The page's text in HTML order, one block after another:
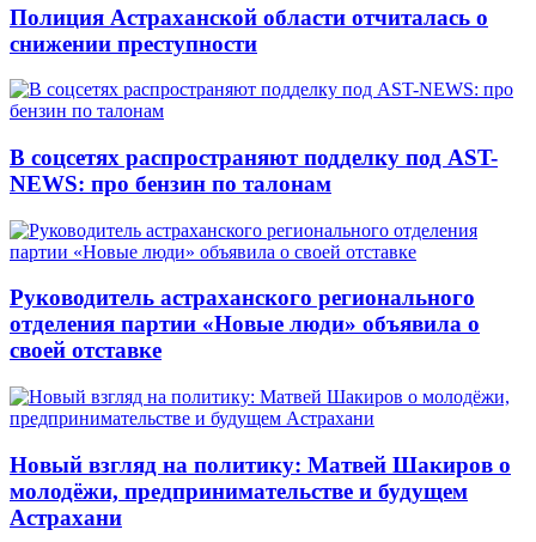
Полиция Астраханской области отчиталась о
снижении преступности
В соцсетях распространяют подделку под AST-
NEWS: про бензин по талонам
Руководитель астраханского регионального
отделения партии «Новые люди» объявила о
своей отставке
Новый взгляд на политику: Матвей Шакиров о
молодёжи, предпринимательстве и будущем
Астрахани